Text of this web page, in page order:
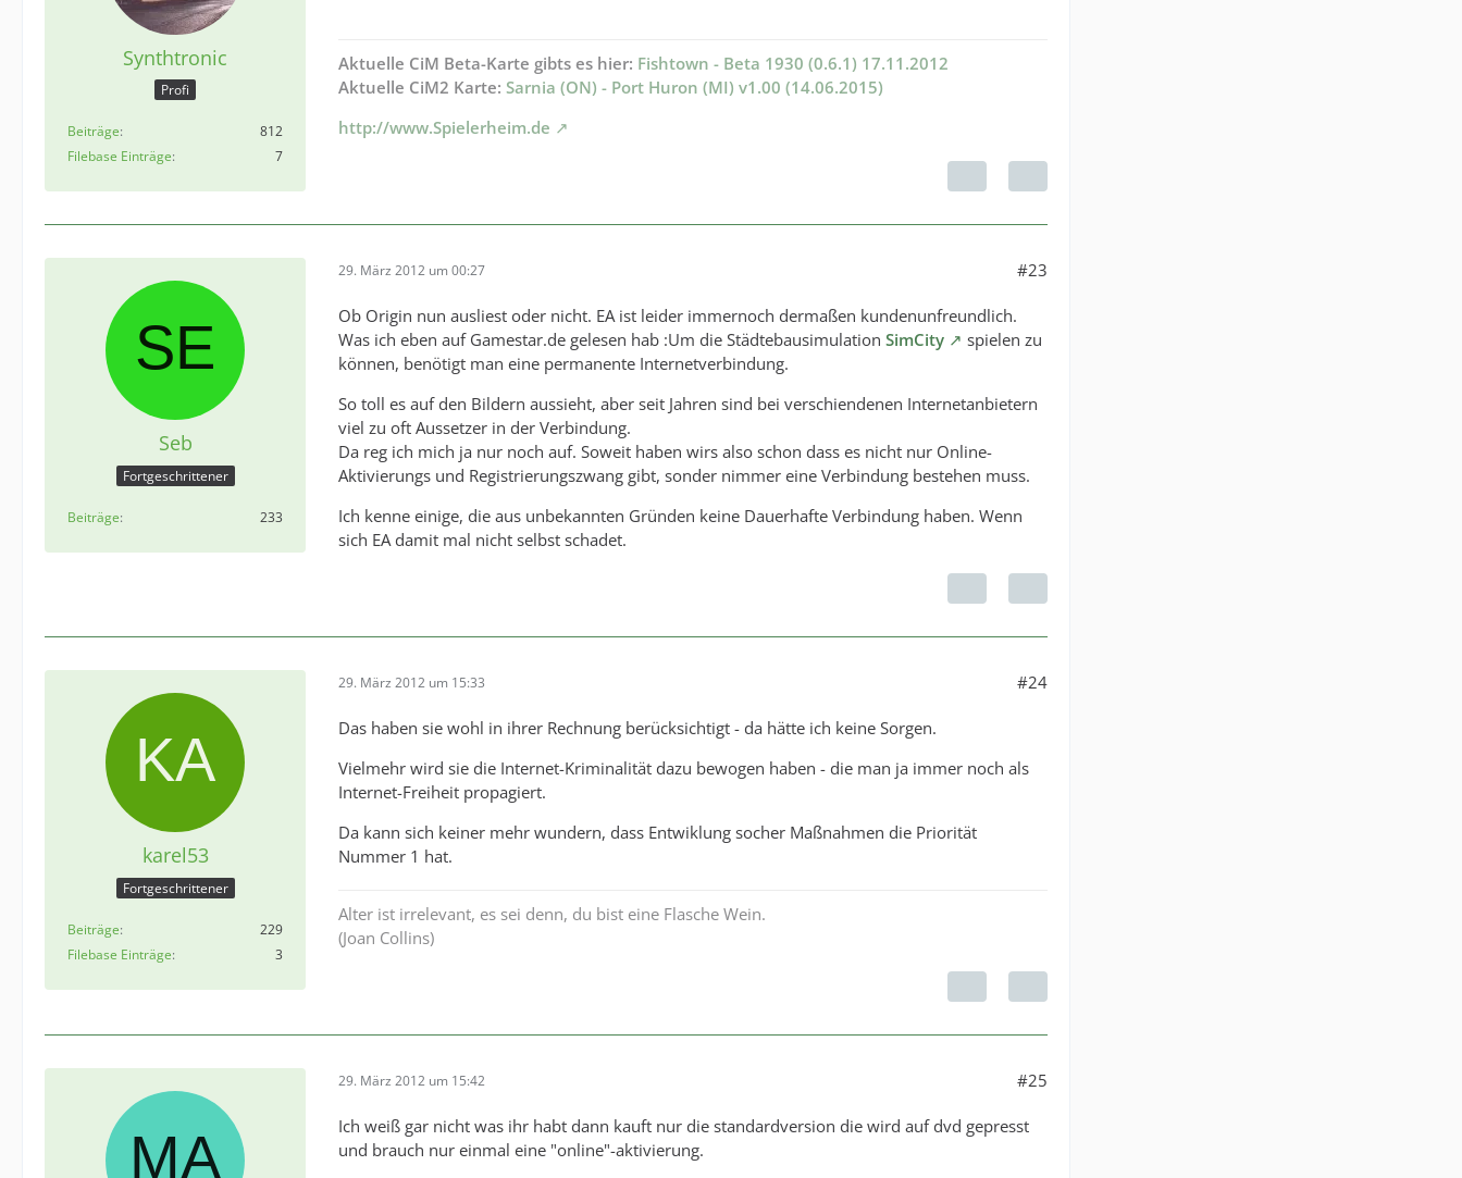
Synthtronic
Profi
Beiträge
812
Filebase Einträge
7
Aktuelle CiM Beta-Karte gibts es hier: Fishtown - Beta 1930 (0.6.1) 17.11.2012
Aktuelle CiM2 Karte: Sarnia (ON) - Port Huron (MI) v1.00 (14.06.2015)
http://www.Spielerheim.de
Seb
Fortgeschrittener
Beiträge 233
29. März 2012 um 00:27 #23
Ob Origin nun ausliest oder nicht. EA ist leider immernoch dermaßen kundenunfreundlich.
Was ich eben auf Gamestar.de gelesen hab :Um die Städtebausimulation SimCity
spielen zu
können, benötigt man eine permanente Internetverbindung.
So toll es auf den Bildern aussieht, aber seit Jahren sind bei verschiendenen Internetanbietern
viel zu oft Aussetzer in der Verbindung.
Da reg ich mich ja nur noch auf. Soweit haben wirs also schon dass es nicht nur Online-
Aktivierungs und Registrierungszwang gibt, sonder nimmer eine Verbindung bestehen muss.
Ich kenne einige, die aus unbekannten Gründen keine Dauerhafte Verbindung haben. Wenn
sich EA damit mal nicht selbst schadet.
karel53
Fortgeschrittener
Beiträge
229
Filebase Einträge
3
29. März 2012 um 15:33 #24
Das haben sie wohl in ihrer Rechnung berücksichtigt - da hätte ich keine Sorgen.
Vielmehr wird sie die Internet-Kriminalität dazu bewogen haben - die man ja immer noch als
Internet-Freiheit propagiert.
Da kann sich keiner mehr wundern, dass Entwiklung socher Maßnahmen die Priorität
Nummer 1 hat.
Alter ist irrelevant, es sei denn, du bist eine Flasche Wein.
(Joan Collins)
29. März 2012 um 15:42 #25
Ich weiß gar nicht was ihr habt dann kauft nur die standardversion die wird auf dvd gepresst
und brauch nur einmal eine "online"-aktivierung.